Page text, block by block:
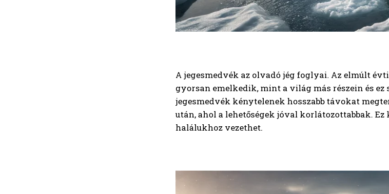
A jegesmedvék az olvadó jég foglyai. Az elmúlt
gyorsan emelkedik, mint a világ más részein és
jegesmedvék kénytelenek hosszabb távokat
után, ahol a lehetőségek jóval korlátozottabbak.
halálukhoz vezethet.